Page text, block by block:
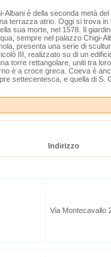
Albani è della seconda metà
terrazza atrio. Oggi si trova
sua morte, nel 1578. Il
sempre nel palazzo Chigi-
presenta una serie di
III, realizzato su di un
torre rettangolare, uniti tra
è a croce greca. Coeva è
settecentesca, e quella di S.
Indirizzo
Via Montecavallo